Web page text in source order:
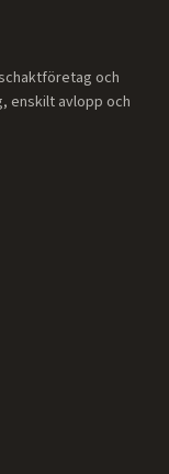
och
enskilt avlopp och